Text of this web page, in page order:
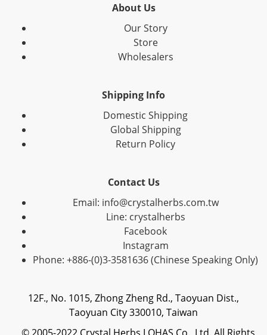
About Us
Our Story
Store
Wholesalers
Shipping Info
Domestic Shipping
Global Shipping
Return Policy
Contact Us
Email: info@crystalherbs.com.tw
Line: crystalherbs
Facebook
Instagram
Phone: +886-(0)3-3581636 (Chinese Speaking Only)
12F., No. 1015, Zhong Zheng Rd., Taoyuan Dist.,
Taoyuan City 330010, Taiwan